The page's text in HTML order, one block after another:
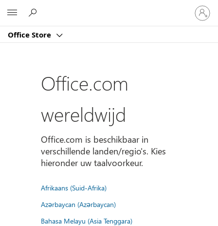
Office Store
Meld
je
aan
je
Office.com
wereldwijd
Office.com is beschikbaar in
verschillende landen/regio's. Kies
hieronder uw taalvoorkeur.
Afrikaans (Suid-Afrika)
Azərbaycan (Azərbaycan)
Bahasa Melayu (Asia Tenggara)